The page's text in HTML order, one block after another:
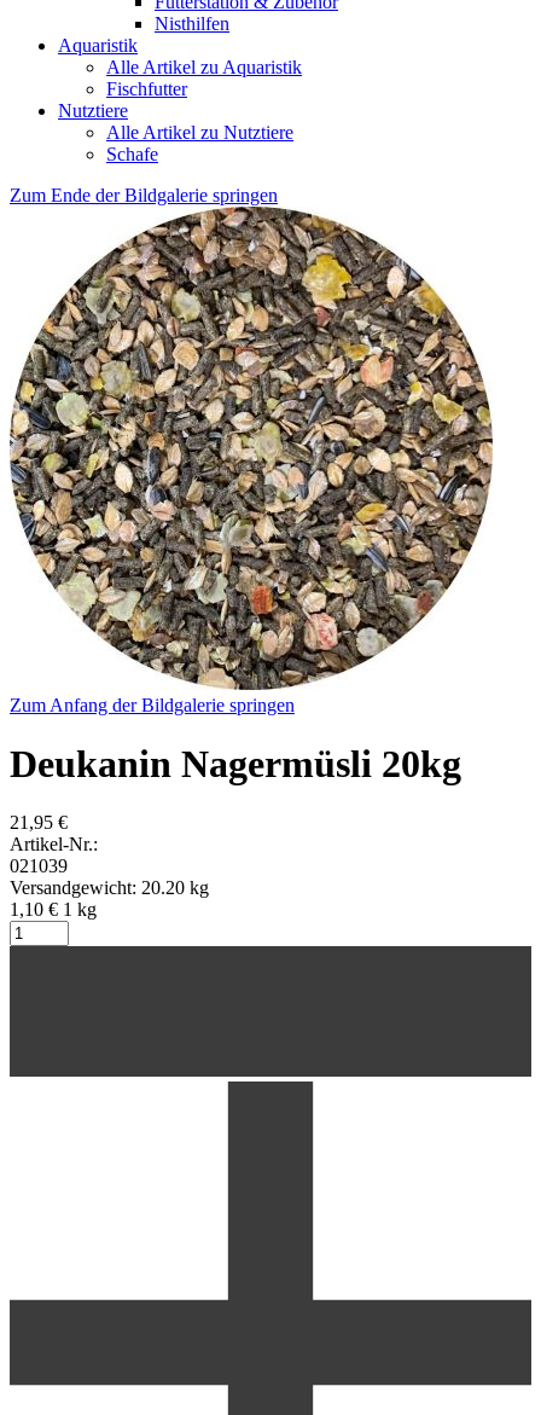
Nisthilfen
Aquaristik
Alle Artikel zu Aquaristik
Fischfutter
Nutztiere
Alle Artikel zu Nutztiere
Schafe
Zum Ende der Bildgalerie springen
Zum Anfang der Bildgalerie springen
Deukanin Nagermüsli 20kg
21,95 €
Artikel-Nr.:
021039
Versandgewicht: 20.20 kg
1,10 € 1 kg